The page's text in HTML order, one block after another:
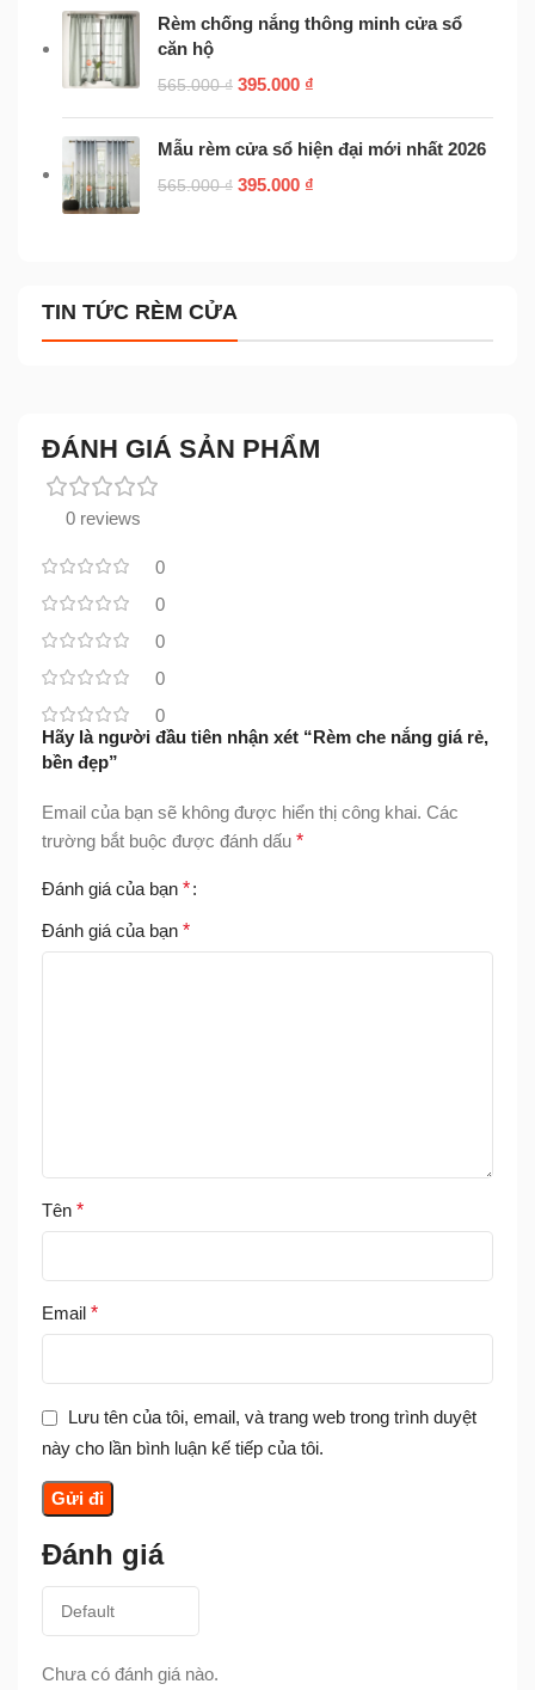
Rèm chống nắng thông minh cửa sổ
căn hộ
565.000₫ 395.000 ₫
Mẫu rèm cửa sổ hiện đại mới nhất 2026
565.000₫ 395.000 ₫
TIN TỨC RÈM CỬA
ĐÁNH GIÁ SẢN PHẨM
0 reviews
0
0
0
0
0
Đánh giá
Chưa có đánh giá nào.
Hãy là người đầu tiên nhận xét “Rèm che nắng giá rẻ,
bền đẹp”
Email của bạn sẽ không được hiển thị công khai. Các
trường bắt buộc được đánh dấu *
Đánh giá của bạn *
Đánh giá của bạn *
Tên *
Email *
Lưu tên của tôi, email, và trang web trong trình duyệt
này cho lần bình luận kế tiếp của tôi.